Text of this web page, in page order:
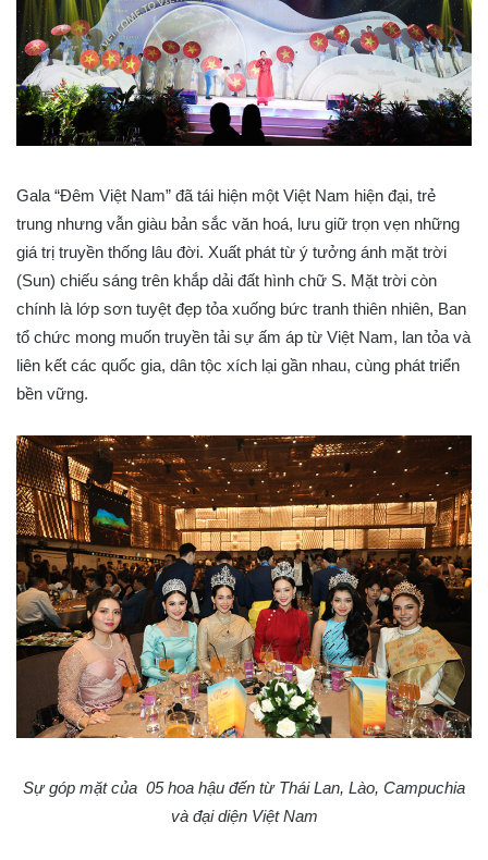
Gala “Đêm Việt Nam” đã tái hiện một Việt Nam hiện đại, trẻ
trung nhưng vẫn giàu bản sắc văn hoá, lưu giữ trọn vẹn những
giá trị truyền thống lâu đời. Xuất phát từ ý tưởng ánh mặt trời
(Sun) chiếu sáng trên khắp dải đất hình chữ S. Mặt trời còn
chính là lớp sơn tuyệt đẹp tỏa xuống bức tranh thiên nhiên, Ban
tổ chức mong muốn truyền tải sự ấm áp từ Việt Nam, lan tỏa và
liên kết các quốc gia, dân tộc xích lại gần nhau, cùng phát triển
bền vững.
Sự góp mặt của 05 hoa hậu đến từ Thái Lan, Lào, Campuchia
và đại diện Việt Nam